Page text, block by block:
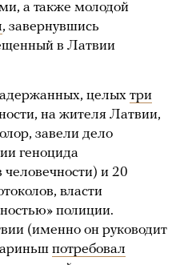
а также молодой
, завернувшись
в Латвии
целых три
на жителя Латвии,
завели дело
геноцида
и 20
власти
полиции.
(именно он руководит
потребовал